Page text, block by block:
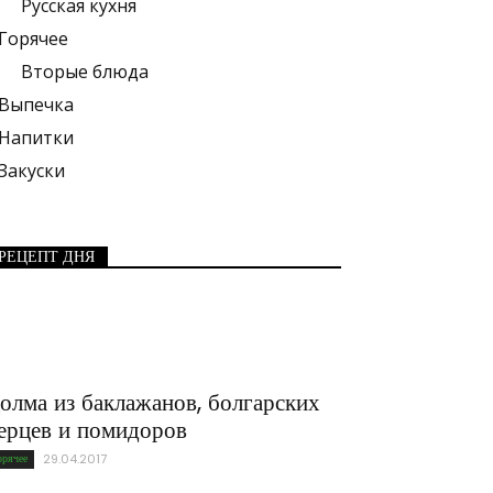
Русская кухня
Горячее
Вторые блюда
Выпечка
Напитки
ДНЯ
из баклажанов, болгарских
и помидоров
29.04.2017